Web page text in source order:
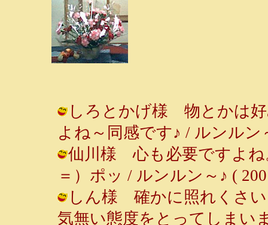
しろとかげ様 物とかは好
よね～同感です♪ / ルンルン
仙川様 心も必要ですよね
＝）ポッ / ルンルン～♪ (
しん様 確かに照れくさい
気無い態度をとってしまい